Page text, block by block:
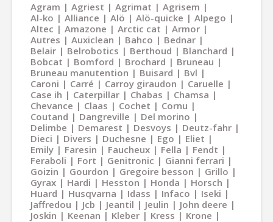
Agram Agriest Agrimat
Agrisem
Al-ko
Alliance Alö Alö-quicke
Alpego
Altec
Amazone Arctic cat
Armor
Autres
Auxiclean Bahco
Bednar
Belair
Belrobotics Berthoud
Blanchard
Bobcat
Bomford Brochard
Bruneau
Bruneau manutention
Buisard
Bvl
Caroni
Carré Carroy giraudon
Caruelle
Case ih
Caterpillar Chabas
Chamsa
Chevance
Claas Cochet
Cornu
Coutand
Dangreville
Del morino
Delimbe
Demarest Desvoys
Deutz-fahr
Dieci
Divers Duchesne Ego
Eliet
Emily
Faresin Faucheux Fella
Fendt
Feraboli
Fort Genitronic
Gianni ferrari
Goizin
Gourdon Gregoire besson
Grillo
Gyrax
Hardi Hesston Honda
Horsch
Huard
Husqvarna Idass Infaco
Iseki
Jaffredou
Jcb Jeantil Jeulin
John deere
Joskin
Keenan Kleber Kress
Krone